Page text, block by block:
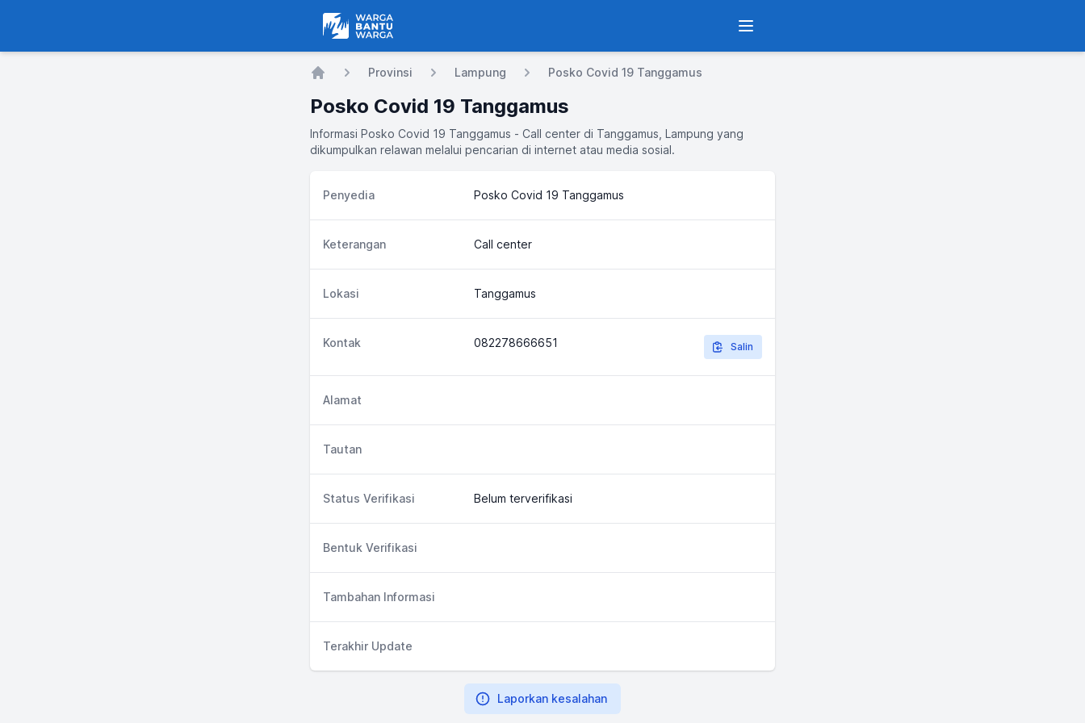
Warga Bantu Warga
Menu
Provinsi Lampung Posko Covid 19 Tanggamus
Posko Covid 19 Tanggamus
Informasi Posko Covid 19 Tanggamus - Call center di Tanggamus, Lampung yang
dikumpulkan relawan melalui pencarian di internet atau media sosial.
Penyedia Posko Covid 19 Tanggamus
Keterangan Call center
Lokasi Tanggamus
Kontak 082278666651 Salin
Alamat
Tautan
Status Verifikasi Belum terverifikasi
Bentuk Verifikasi
Tambahan Informasi
Terakhir Update
Laporkan kesalahan